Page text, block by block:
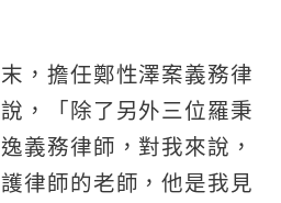
，擔任鄭性澤案義務律
，「除了另外三位羅秉
義務律師，對我來說，
律師的老師，他是我見